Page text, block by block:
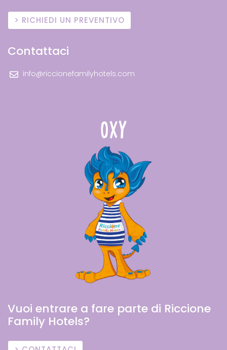
RICHIEDI UN PREVENTIVO
Contattaci
info@riccionefamilyhotels.com
Vuoi entrare a fare parte di Riccione
Family Hotels?